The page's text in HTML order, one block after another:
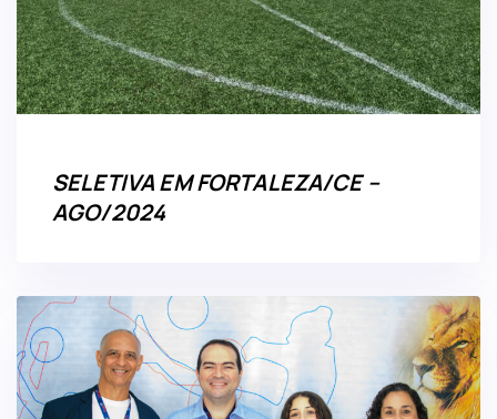
SELETIVA EM FORTALEZA/CE –
AGO/2024